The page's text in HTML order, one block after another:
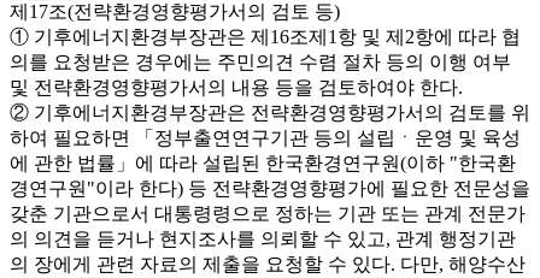
제17조(전략환경영향평가서의 검토 등)
① 기후에너지환경부장관은 제16조제1항 및 제2항에 따라 협
의를 요청받은 경우에는 주민의견 수렴 절차 등의 이행 여부
및 전략환경영향평가서의 내용 등을 검토하여야 한다.
② 기후에너지환경부장관은 전략환경영향평가서의 검토를 위
하여 필요하면 「정부출연연구기관 등의 설립ㆍ운영 및 육성
에 관한 법률」에 따라 설립된 한국환경연구원(이하 "한국환
경연구원"이라 한다) 등 전략환경영향평가에 필요한 전문성을
갖춘 기관으로서 대통령령으로 정하는 기관 또는 관계 전문가
의 의견을 듣거나 현지조사를 의뢰할 수 있고, 관계 행정기관
의 장에게 관련 자료의 제출을 요청할 수 있다. 다만, 해양수산